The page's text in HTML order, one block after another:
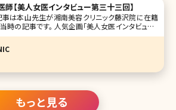
師【美人女医インタビュー第三十三回】
は本山先生が湘南美容クリニック藤沢院に在籍
時の記事です。 人気企画「美人女医インタビュー」
は湘南美容クリニック藤沢院の本山文（もとやま
と美人」系だったのが、医学生時代にさなぎから
、
もっと見る